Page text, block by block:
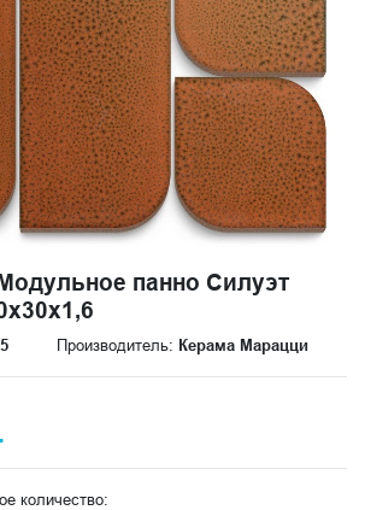
панно Силуэт
Производитель: Керама Марацци
количество: